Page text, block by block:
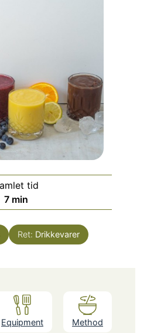
tid
7minutter
min
Ret: Drikkevarer
Equipment Method